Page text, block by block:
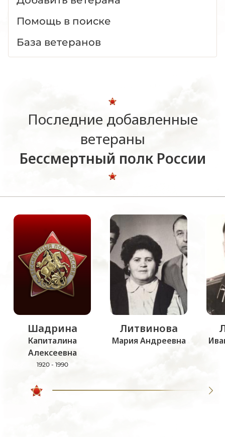
Помощь в поиске
База ветеранов
Последние добавленные
ветераны
Бессмертный полк России
Шадрина
Капиталина
Алексеевна
1920 - 1990
Литвинова
Мария Андреевна